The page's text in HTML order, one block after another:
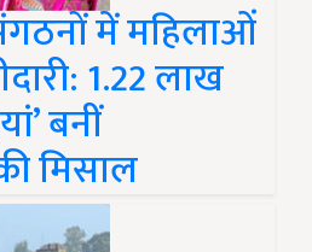
में महिलाओं
1.22 लाख
बनीं
मिसाल